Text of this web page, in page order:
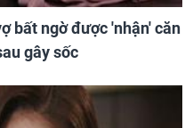
bất ngờ được 'nhận' căn
gây sốc